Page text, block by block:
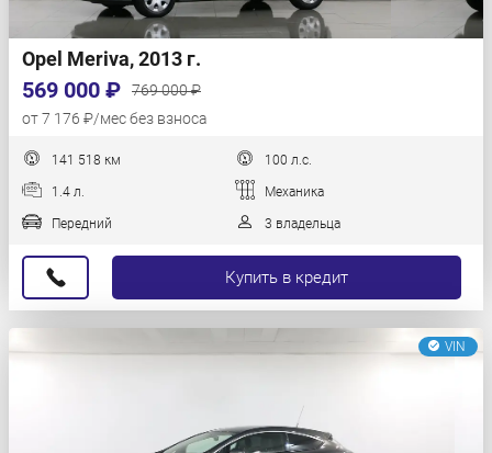
Opel Meriva, 2013 г.
569 000 ₽
769 000 ₽
от 7 176 ₽/мес без взноса
141 518 км 100 л.с.
1.4 л. Механика
Передний 3 владельца
Купить в кредит
VIN